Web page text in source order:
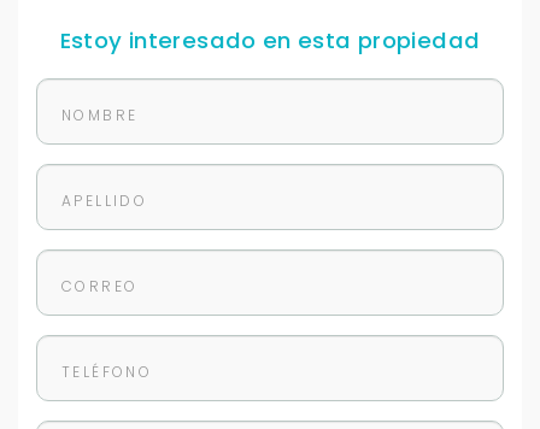
Estoy interesado en esta propiedad